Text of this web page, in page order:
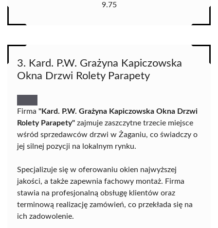
9.75
3. Kard. P.W. Grażyna Kapiczowska
Okna Drzwi Rolety Parapety
Firma "Kard. P.W. Grażyna Kapiczowska Okna Drzwi
Rolety Parapety" zajmuje zaszczytne trzecie miejsce
wśród sprzedawców drzwi w Żaganiu, co świadczy o
jej silnej pozycji na lokalnym rynku.
Specjalizuje się w oferowaniu okien najwyższej
jakości, a także zapewnia fachowy montaż. Firma
stawia na profesjonalną obsługę klientów oraz
terminową realizację zamówień, co przekłada się na
ich zadowolenie.